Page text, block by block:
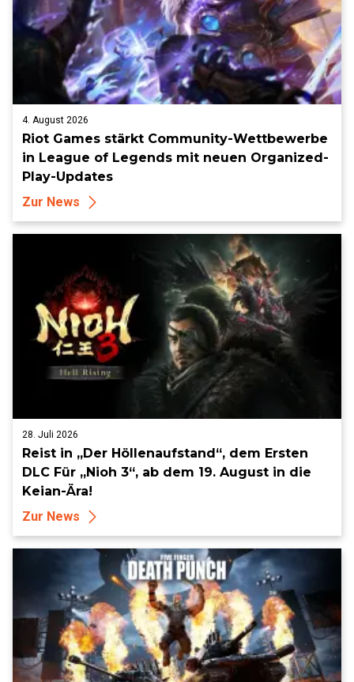
4. August 2026
Riot Games stärkt Community-Wettbewerbe
in League of Legends mit neuen Organized-
Play-Updates
Zur News
28. Juli 2026
Reist in „Der Höllenaufstand“, dem Ersten
DLC Für „Nioh 3“, ab dem 19. August in die
Keian-Ära!
Zur News